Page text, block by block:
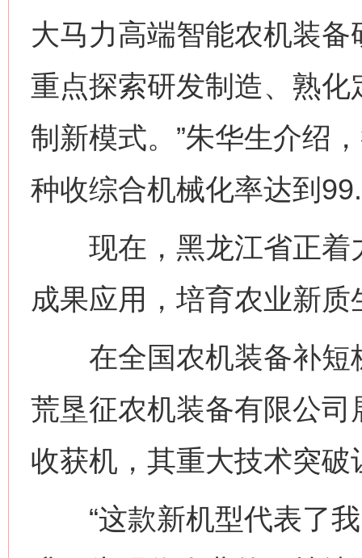
大马力高端智能农机装
重点探索研发制造、熟
制新模式。”朱华生介绍
种收综合机械化率达到
现在，黑龙江省正着
成果应用，培育农业新
在全国农机装备补短
荒垦征农机装备有限公
收获机，其重大技术突破
“这款新机型代表了我